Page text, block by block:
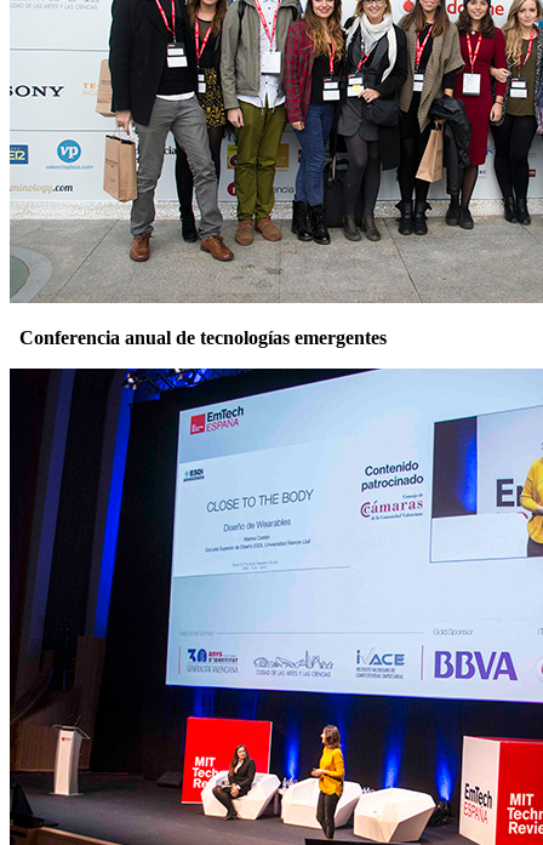
Conferencia anual de tecnologías emergentes